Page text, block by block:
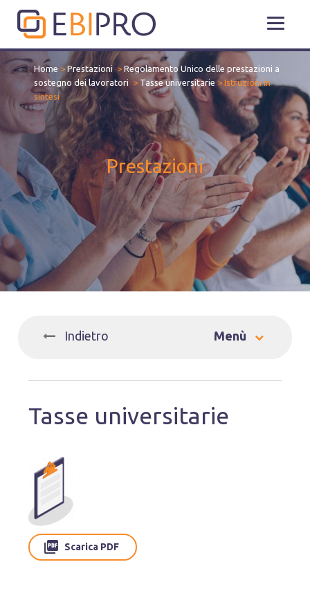
Home >Prestazioni >Regolamento Unico delle prestazioni a
sostegno dei lavoratori > Tasse universitarie >Istruzioni in
sintesi
Prestazioni
Indietro Menù
Tasse universitarie
Scarica PDF